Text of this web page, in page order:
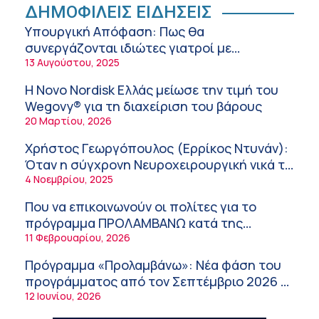
Στυλιανή Κασούλη – Σκούμα (ΥΓΕΙΑ): Ξηρό
και αφυδατωμένο δέρμα – Αίτια και
αντιμετώπιση
10:14 πμ
Διευθέτηση των αποζημιώσεων των
Στρατιωτικών Ιατρών μετά από αίτημα του
ΙΣΑ
9:52 πμ
Ευάγγελος Λιάτσικος – Πανεπιστημιακό
Νοσοκομείο Πατρών
9:03 πμ
Χρήστος Γεωργόπουλος – «ΕΡΡΙΚΟΣ
ΝΤΥΝΑΝ»/ΚΕΝΤΡΟ ΑΝΑΠΛΑΣΗ
8:58 πμ
Tanmaxxing: To trend που στέλνει τη Gen Z
στον ήλιο χωρίς αντηλιακό
8:28 πμ
Θεόδωρος Τέγος (Ευαγγελισμός): Νέο
ΔΗΜΟΦΙΛΕΙΣ ΕΙΔΗΣΕΙΣ
Υπουργική Απόφαση: Πως θα
συνεργάζονται ιδιώτες γιατροί με
νοσοκομεία του δημοσίου συστήματος
13 Αυγούστου, 2025
Η Novo Nordisk Ελλάς μείωσε την τιμή του
Wegovy® για τη διαχείριση του βάρους
20 Μαρτίου, 2026
Χρήστος Γεωργόπουλος (Ερρίκος Ντυνάν):
Όταν η σύγχρονη Νευροχειρουργική νικά το
φόβο!
4 Νοεμβρίου, 2025
Που να επικοινωνούν οι πολίτες για το
πρόγραμμα ΠΡΟΛΑΜΒΑΝΩ κατά της
παχυσαρκίας
11 Φεβρουαρίου, 2026
Πρόγραμμα «Προλαμβάνω»: Νέα φάση του
προγράμματος από τον Σεπτέμβριο 2026 –
Δωρεάν προληπτικές εξετάσεις έως το
2030
12 Ιουνίου, 2026